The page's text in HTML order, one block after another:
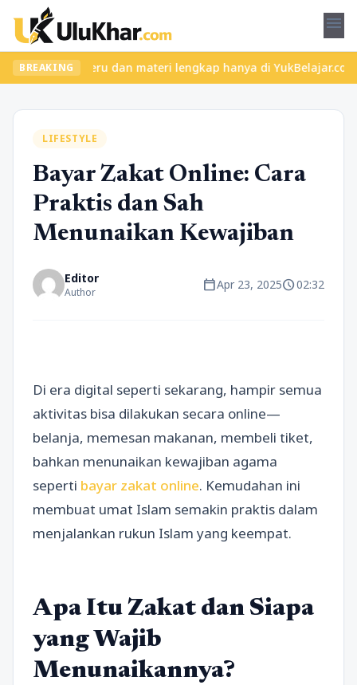
menu
BREAKING
seru dan materi lengkap hanya di YukBelajar.com.
LIFESTYLE
Bayar Zakat Online: Cara
Praktis dan Sah
Menunaikan Kewajiban
Editor
Author calendar_todayApr 23, 2025schedule02:32
Di era digital seperti sekarang, hampir semua
aktivitas bisa dilakukan secara online—
belanja, memesan makanan, membeli tiket,
bahkan menunaikan kewajiban agama
seperti bayar zakat online. Kemudahan ini
membuat umat Islam semakin praktis dalam
menjalankan rukun Islam yang keempat.
Apa Itu Zakat dan Siapa
yang Wajib
Menunaikannya?